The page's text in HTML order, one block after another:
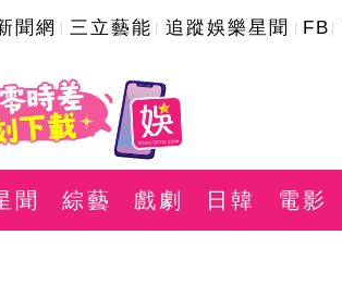
聞網 三立藝能 追蹤娛樂星聞 FB
聞 綜藝 戲劇 日韓 電影